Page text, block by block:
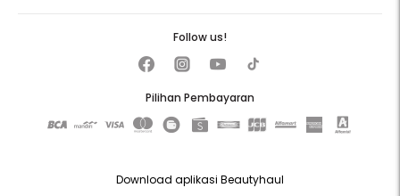
Pilihan Pembayaran
Follow us!
Download aplikasi Beautyhaul